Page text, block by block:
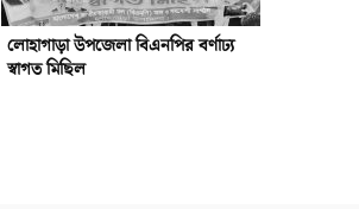
লোহাগাড়া উপজেলা বিএনপির বর্ণাঢ্য
স্বাগত মিছিল